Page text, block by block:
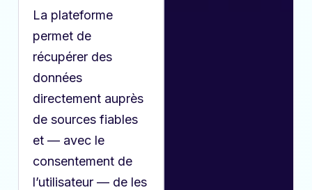
La plateforme
permet de
récupérer des
données
directement auprès
de sources fiables
et — avec le
consentement de
l’utilisateur — de les